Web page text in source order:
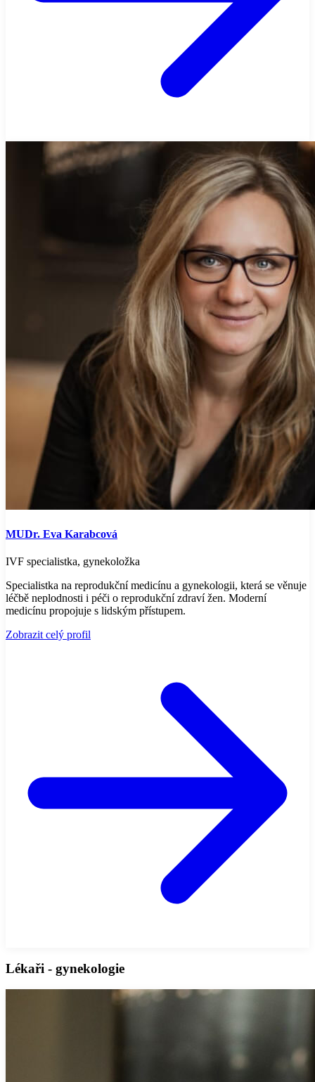
MUDr. Eva Karabcová
IVF specialistka, gynekoložka
Specialistka na reprodukční medicínu a gynekologii, která se věnuje
léčbě neplodnosti i péči o reprodukční zdraví žen. Moderní
medicínu propojuje s lidským přístupem.
Zobrazit celý profil
Lékaři - gynekologie